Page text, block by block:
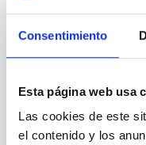
Consentimiento
Esta página web usa
Las cookies de este
el contenido y los
Telescopio
NocturnoØ 1040.00
TIPO DE NOTICIA